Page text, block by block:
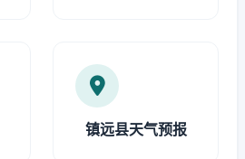
镇远县天气预报